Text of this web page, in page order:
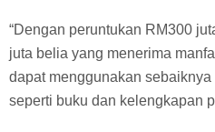
“Dengan peruntukan RM300
juta belia yang menerima
dapat menggunakan
seperti buku dan kelengkapan